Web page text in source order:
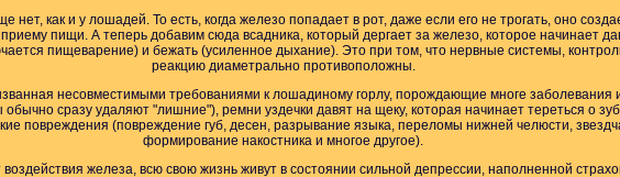
нет, как и у лошадей. То есть, когда железо попадает в рот, даже если его не трогать, оно
пищи. А теперь добавим сюда всадника, который дергает за железо, которое начинает
пищеварение) и бежать (усиленное дыхание). Это при том, что нервные системы,
реакцию диаметрально противоположны.
несовместимыми требованиями к лошадиному горлу, порождающие многе
сразу удаляют "лишние"), ремни уздечки давят на щеку, которая начинает тереться о
повреждения (повреждение губ, десен, разрывание языка, переломы нижней челюсти,
формирование накостника и многое другое).
железа, всю свою жизнь живут в состоянии сильной депрессии, наполненной